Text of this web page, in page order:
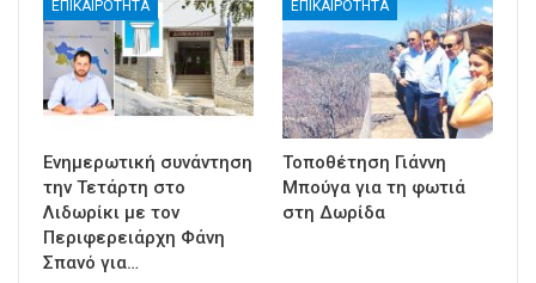
ΕΠΙΚΑΙΡΟΤΗΤΑ
Ενημερωτική συνάντηση
την Τετάρτη στο
Λιδωρίκι με τον
Περιφερειάρχη Φάνη
Σπανό για…
ΕΠΙΚΑΙΡΟΤΗΤΑ
Τοποθέτηση Γιάννη
Μπούγα για τη φωτιά
στη Δωρίδα